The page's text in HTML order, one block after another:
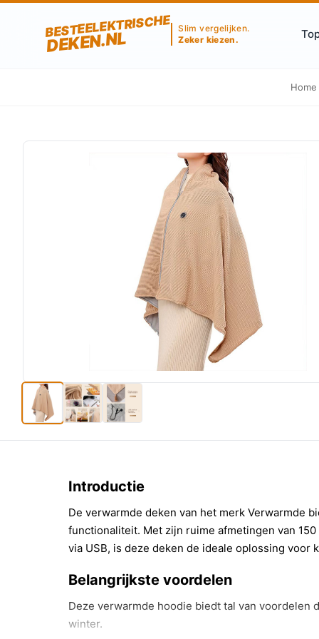
BESTEELEKTRISCHE
DEKEN.NL
Slim vergelijken.
Zeker kiezen.
Home
Introductie
De verwarmde deken van het merk Verwarmde
functionaliteit. Met zijn ruime afmetingen van
via USB, is deze deken de ideale oplossing voor
Belangrijkste voordelen
Deze verwarmde hoodie biedt tal van voordelen
winter.